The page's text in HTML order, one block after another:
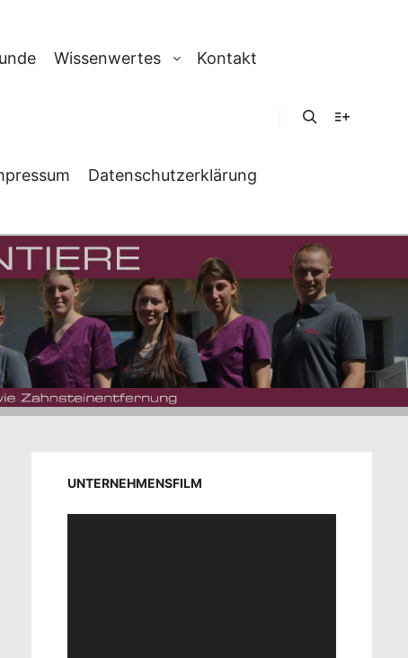
Wissenwertes Kontakt
Datenschutzerklärung
UNTERNEHMENSFILM